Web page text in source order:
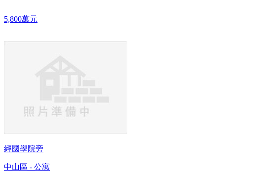
5,800萬元
經國學院旁
中山區 - 公寓